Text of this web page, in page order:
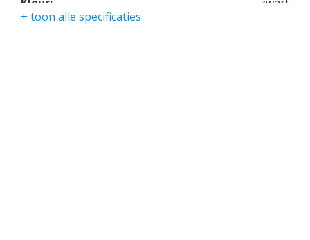
+ toon alle specificaties